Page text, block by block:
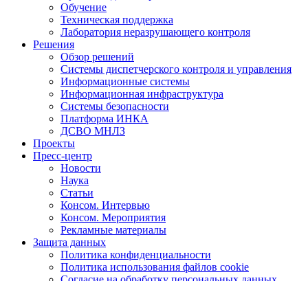
Обучение
Техническая поддержка
Лаборатория неразрушающего контроля
Решения
Обзор решений
Системы диспетчерского контроля и управления
Информационные системы
Информационная инфраструктура
Системы безопасности
Платформа ИНКА
ДСВО МНЛЗ
Проекты
Пресс-центр
Новости
Наука
Статьи
Консом. Интервью
Консом. Мероприятия
Рекламные материалы
Защита данных
Политика конфиденциальности
Политика использования файлов cookie